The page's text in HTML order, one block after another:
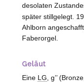
desolaten
später stillgelegt.
Ahlborn
Faberorgel.
Geläut
Eine LG , g’’ (Bronze,